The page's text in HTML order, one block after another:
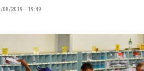
08/2019 - 19:49